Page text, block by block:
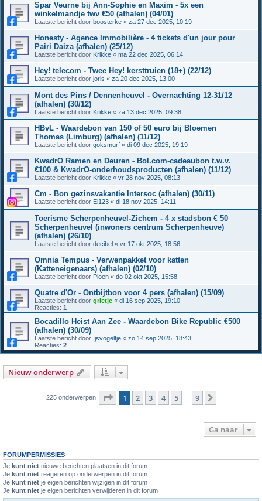
Spar Veurne bij Ann-Sophie en Maxim - 5x een
winkelmandje twv €50 (afhalen) (04/01)
Laatste bericht door boosterke « za 27 dec 2025, 10:19
Honesty - Agence Immobilière - 4 tickets d'un jour pour
Pairi Daiza (afhalen) (25/12)
Laatste bericht door Krikke « ma 22 dec 2025, 06:14
Hey! telecom - Twee Hey! kersttruien (18+) (22/12)
Laatste bericht door joris « za 20 dec 2025, 13:00
Mont des Pins / Dennenheuvel - Overnachting 12-31/12
(afhalen) (30/12)
Laatste bericht door Krikke « za 13 dec 2025, 09:38
HBvL - Waardebon van 150 of 50 euro bij Bloemen
Thomas (Limburg) (afhalen) (11/12)
Laatste bericht door goksmurf « di 09 dec 2025, 19:19
KwadrO Ramen en Deuren - Bol.com-cadeaubon t.w.v.
€100 & KwadrO-onderhoudsproducten (afhalen) (11/12)
Laatste bericht door Krikke « vr 28 nov 2025, 08:13
Cm - Bon gezinsvakantie Intersoc (afhalen) (30/11)
Laatste bericht door El123 « di 18 nov 2025, 14:11
Toerisme Scherpenheuvel-Zichem - 4 x stadsbon € 50
Scherpenheuvel (inwoners centrum Scherpenheuve)
(afhalen) (26/10)
Laatste bericht door decibel « vr 17 okt 2025, 18:56
Omnia Tempus - Verwenpakket voor katten
(Katteneigenaars) (afhalen) (02/10)
Laatste bericht door Pioen « do 02 okt 2025, 15:58
Quatre d'Or - Ontbijtbon voor 4 pers (afhalen) (15/09)
Laatste bericht door grietje « di 16 sep 2025, 19:10
Reacties: 1
Bocadillo Heist Aan Zee - Waardebon Bike Republic €500
(afhalen) (30/09)
Laatste bericht door Ijsvogeltje « zo 14 sep 2025, 18:43
Reacties: 2
Nieuw onderwerp
225 onderwerpen Pagina van 9
1 2 3 4 5 9
Ga naar
FORUMPERMISSIES
Je kunt niet nieuwe berichten plaatsen in dit forum
Je kunt niet reageren op onderwerpen in dit forum
Je kunt niet je eigen berichten wijzigen in dit forum
Je kunt niet je eigen berichten verwijderen in dit forum